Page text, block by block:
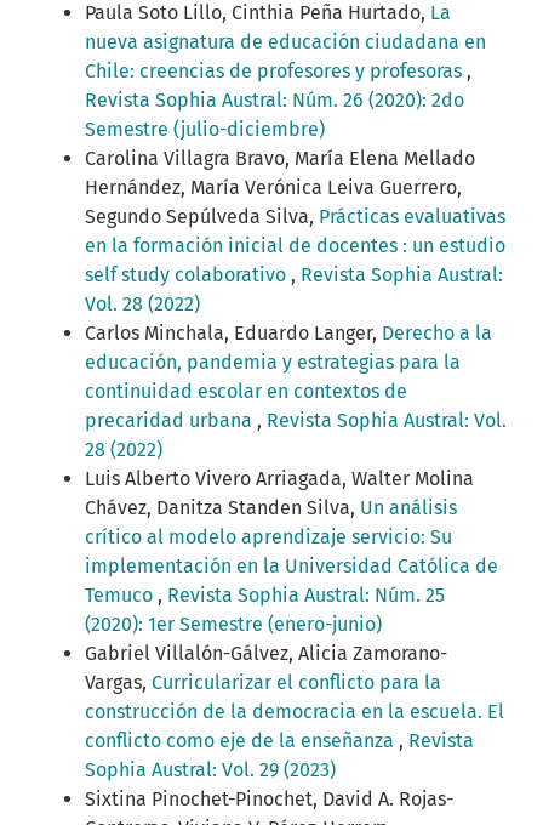
Paula Soto Lillo, Cinthia Peña Hurtado, La
nueva asignatura de educación ciudadana en
Chile: creencias de profesores y profesoras ,
Revista Sophia Austral: Núm. 26 (2020): 2do
Semestre (julio-diciembre)
Carolina Villagra Bravo, María Elena Mellado
Hernández, María Verónica Leiva Guerrero,
Segundo Sepúlveda Silva, Prácticas evaluativas
en la formación inicial de docentes : un estudio
self study colaborativo , Revista Sophia Austral:
Vol. 28 (2022)
Carlos Minchala, Eduardo Langer, Derecho a la
educación, pandemia y estrategias para la
continuidad escolar en contextos de
precaridad urbana , Revista Sophia Austral: Vol.
28 (2022)
Luis Alberto Vivero Arriagada, Walter Molina
Chávez, Danitza Standen Silva, Un análisis
crítico al modelo aprendizaje servicio: Su
implementación en la Universidad Católica de
Temuco , Revista Sophia Austral: Núm. 25
(2020): 1er Semestre (enero-junio)
Gabriel Villalón-Gálvez, Alicia Zamorano-
Vargas, Curricularizar el conflicto para la
construcción de la democracia en la escuela. El
conflicto como eje de la enseñanza , Revista
Sophia Austral: Vol. 29 (2023)
Sixtina Pinochet-Pinochet, David A. Rojas-